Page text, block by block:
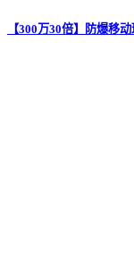
【300万30倍】防爆移